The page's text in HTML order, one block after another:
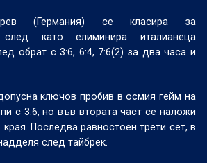
(Германия) се класира за
след като елиминира италианеца
обрат с 3:6, 6:4, 7:6(2) за два часа и
ключов пробив в осмия гейм на
с 3:6, но във втората част се наложи
Последва равностоен трети сет, в
след тайбрек.